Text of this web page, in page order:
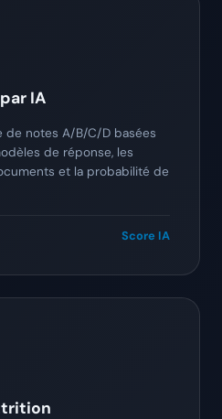
IA
notes A/B/C/D basées
de réponse, les
et la probabilité de
Score IA